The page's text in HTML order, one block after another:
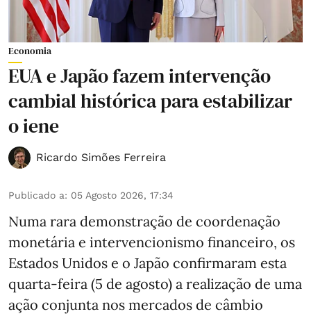
Economia
EUA e Japão fazem intervenção
cambial histórica para estabilizar
o iene
Ricardo Simões Ferreira
Publicado a: 05 Agosto 2026, 17:34
Numa rara demonstração de coordenação
monetária e intervencionismo financeiro, os
Estados Unidos e o Japão confirmaram esta
quarta-feira (5 de agosto) a realização de uma
ação conjunta nos mercados de câmbio